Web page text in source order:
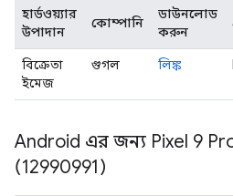
হার্ডওয়্যার
উপাদান
কোম্পানি
ডাউনলোড
করুন
বিক্রেতা
ইমেজ
গুগল লিঙ্ক
Android এর জন্য Pixel 9 Pro
(12990991)